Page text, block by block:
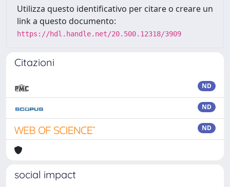
Utilizza questo identificativo per citare o creare un
link a questo documento:
https://hdl.handle.net/20.500.12318/3909
Citazioni
ND
ND
ND
social impact